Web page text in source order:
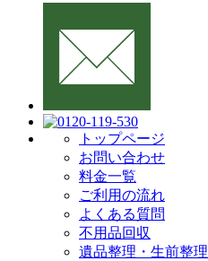
トップページ
お問い合わせ
料金一覧
ご利用の流れ
よくある質問
不用品回収
遺品整理・生前整理